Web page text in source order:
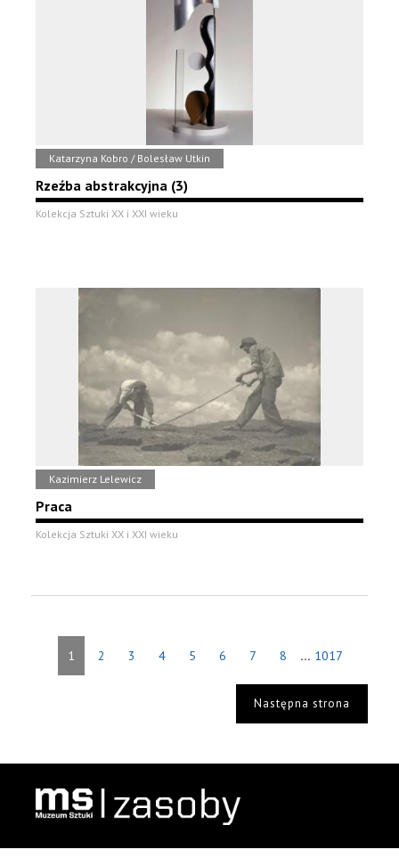
Katarzyna Kobro / Bolesław Utkin
Rzeźba abstrakcyjna (3)
Kolekcja Sztuki XX i XXI wieku
Kazimierz Lelewicz
Praca
Kolekcja Sztuki XX i XXI wieku
1 2 3 4 5 6 7 8 ... 1017
Następna strona